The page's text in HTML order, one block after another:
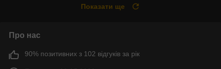
Показати ще
Про нас
90% позитивних з 102 відгуків за рік